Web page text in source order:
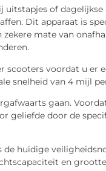
uitstapjes of
Dit apparaat is
mate van
voordat u er
snelheid van 4 mijl
gaan.
geliefde door de
huidige
en